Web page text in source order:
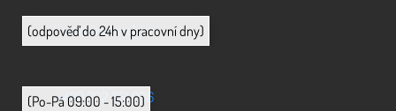
info@animerch.cz
(odpověď do 24h v pracovní dny)
+420 702 851 036
(Po-Pá 09:00 - 15:00)